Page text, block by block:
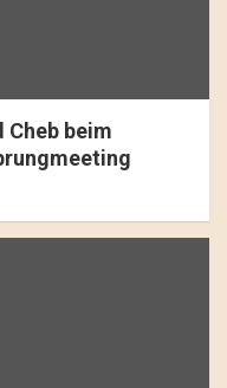
Cheb beim